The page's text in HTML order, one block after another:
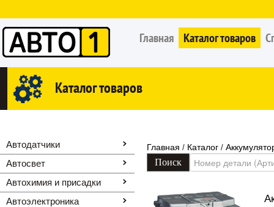
Главная Каталог товаров
Каталог товаров
Автодатчики
Автосвет
Автохимия и присадки
Автоэлектроника
Главная / Каталог /